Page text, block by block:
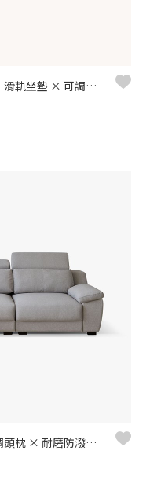
米蘭朵L型貓抓布沙發｜防潑水耐磨 × 滑軌坐墊 × 可調頭枕 –擇木深耕
佐伊L型貓抓布沙發｜滑軌坐墊 × 可調頭枕 × 耐磨防潑水 × 左右型–擇木深耕